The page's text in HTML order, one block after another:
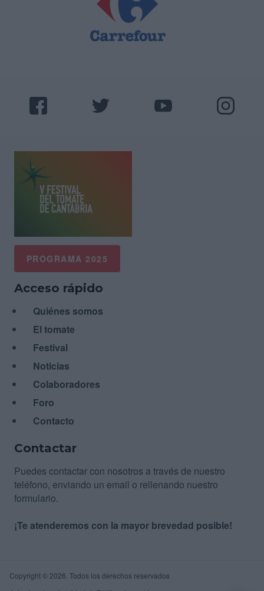
PROGRAMA 2025
Acceso rápido
Quiénes somos
El tomate
Festival
Noticias
Colaboradores
Foro
Contacto
Contactar
Puedes contactar con nosotros a través de nuestro
teléfono, enviando un email o rellenando nuestro
formulario.
¡Te atenderemos con la mayor brevedad posible!
Copyright © 2026. Todos los derechos reservados